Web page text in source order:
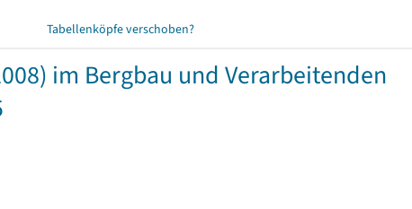
Tabellenköpfe verschoben?
im Bergbau und Verarbeitenden